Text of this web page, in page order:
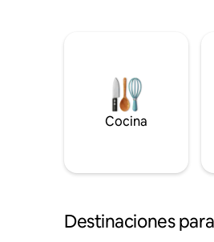
Cocina
Destinaciones